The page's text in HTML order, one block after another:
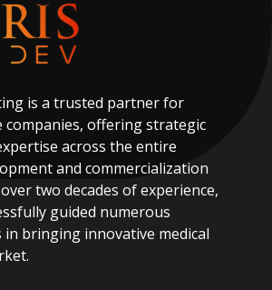
is a trusted partnerfor
companies, offeringstrategic
across the entire
and commercialization
overtwo decades ofexperience,
guided numerous
in bringing innovative medical